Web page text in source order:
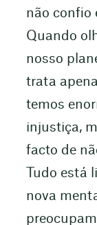
não confio
Quando
nosso
trata
temos
injustiça,
facto de
Tudo está
nova